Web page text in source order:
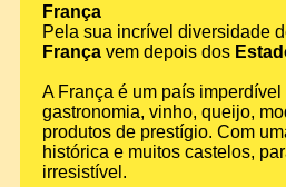
França
Pela sua incrível diversidade
França vem depois dos
A França é um país
gastronomia, vinho, queijo,
produtos de prestígio. Com
histórica e muitos castelos,
irresistível.